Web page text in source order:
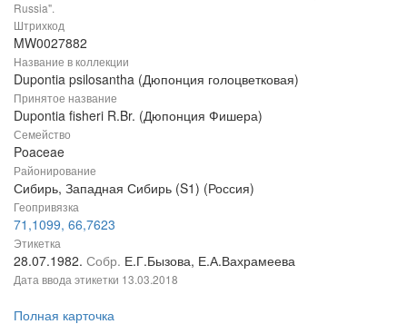
Russia".
Штрихкод
MW0027882
Название в коллекции
Dupontia psilosantha (Дюпонция голоцветковая)
Принятое название
Dupontia fisheri R.Br. (Дюпонция Фишера)
Семейство
Poaceae
Районирование
Сибирь, Западная Сибирь (S1) (Россия)
Геопривязка
71,1099, 66,7623
Этикетка
28.07.1982. Собр. Е.Г.Бызова, Е.А.Вахрамеева
Дата ввода этикетки 13.03.2018
Полная карточка